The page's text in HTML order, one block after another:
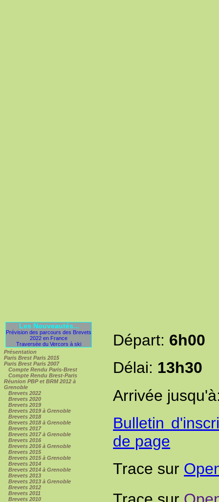
Les Nouveautés...
Prévision des parcours des Brevets
2022 en France
Traversée du Vercors à ski
Présentation
Paris Brest Paris 2015
Paris Brest Paris 2007
Compte Rendu Paris-Brest
Compte Rendu Brest-Paris
Réunion PBP et BRM 2012 à
Grenoble
Brevets 2022
Brevets 2020
Brevets 2019
Brevets 2019 à Grenoble
Brevets 2018
Brevets 2018 à Grenoble
Brevets 2017
Brevets 2017 à Grenoble
Brevets 2016
Brevets 2016 à Grenoble
Brevets 2015
Brevets 2015 à Grenoble
Brevets 2014
Brevets 2014 à Grenoble
Brevets 2013
Brevets 2013 à Grenoble
Brevets 2012
Brevets 2011
Brevets 2010
Départ: 6h00
Délai: 13h30
Arrivée
Bulletin
de page
Trace sur